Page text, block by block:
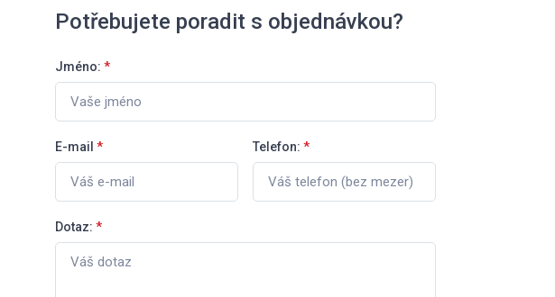
Potřebujete poradit s objednávkou?
Jméno: *
E-mail * Telefon: *
Dotaz: *